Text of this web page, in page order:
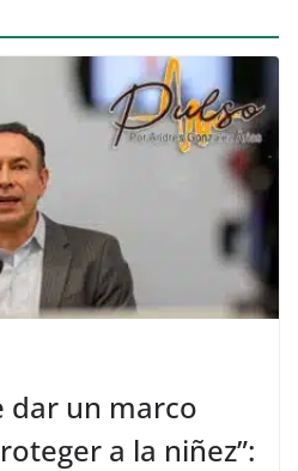
dar un marco
a la niñez”: